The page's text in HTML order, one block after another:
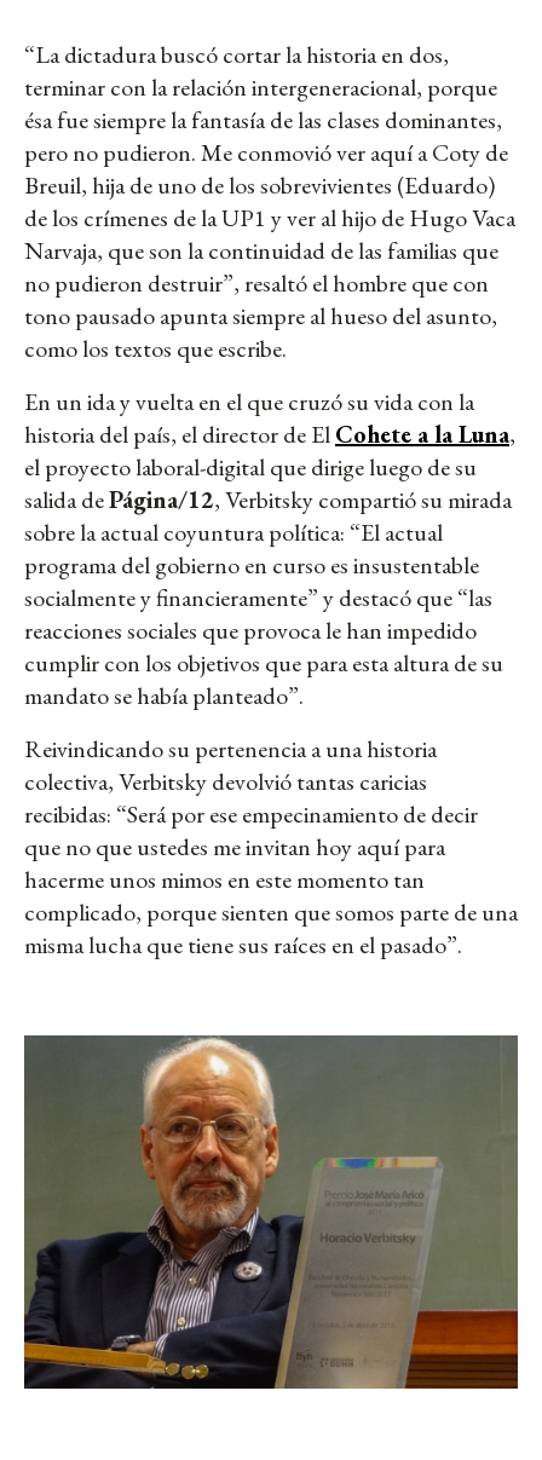
“La dictadura buscó cortar la historia en dos,
terminar con la relación intergeneracional, porque
ésa fue siempre la fantasía de las clases dominantes,
pero no pudieron. Me conmovió ver aquí a Coty de
Breuil, hija de uno de los sobrevivientes (Eduardo)
de los crímenes de la UP1 y ver al hijo de Hugo Vaca
Narvaja, que son la continuidad de las familias que
no pudieron destruir”, resaltó el hombre que con
tono pausado apunta siempre al hueso del asunto,
como los textos que escribe.
En un ida y vuelta en el que cruzó su vida con la
historia del país, el director de ElCohete a la Luna,
el proyecto laboral-digital que dirige luego de su
salida dePágina/12, Verbitsky compartió su mirada
sobre la actual coyuntura política: “El actual
programa del gobierno en curso es insustentable
socialmente y financieramente” y destacó que “las
reacciones sociales que provoca le han impedido
cumplir con los objetivos que para esta altura de su
mandato se había planteado”.
Reivindicando su pertenencia a una historia
colectiva, Verbitsky devolvió tantas caricias
recibidas: “Será por ese empecinamiento de decir
que no que ustedes me invitan hoy aquí para
hacerme unos mimos en este momento tan
complicado, porque sienten que somos parte de una
misma lucha que tiene sus raíces en el pasado”.